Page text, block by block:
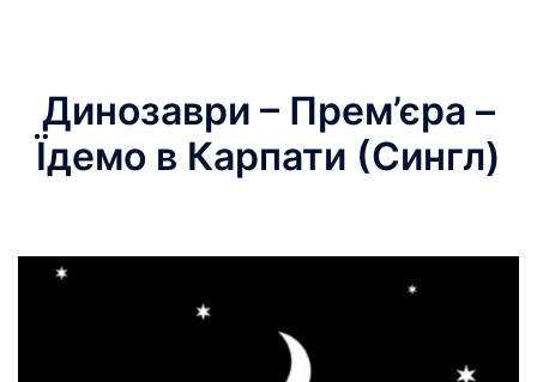
Динозаври – Прем’єра –
Їдемо в Карпати (Сингл)